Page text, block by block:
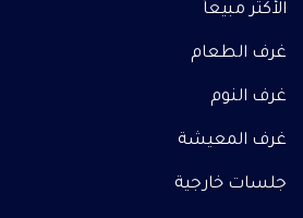
الأكثر مبيعاً
غرف الطعام
غرف النوم
غرف المعيشة
جلسات خارجية